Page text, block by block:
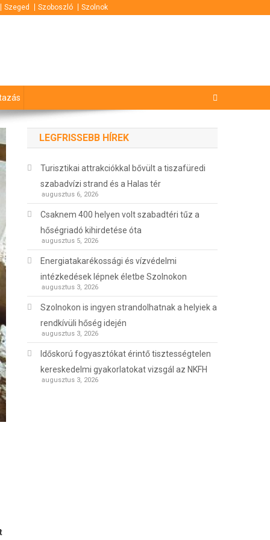
Szeged Szoboszló Szolnok
LEGFRISSEBB HÍREK
Turisztikai attrakciókkal bővült a tiszafüredi
szabadvízi strand és a Halas tér
augusztus 6, 2026
Csaknem 400 helyen volt szabadtéri tűz a
hőségriadó kihirdetése óta
augusztus 5, 2026
Energiatakarékossági és vízvédelmi
intézkedések lépnek életbe Szolnokon
augusztus 3, 2026
Szolnokon is ingyen strandolhatnak a helyiek a
rendkívüli hőség idején
augusztus 3, 2026
Időskorú fogyasztókat érintő tisztességtelen
kereskedelmi gyakorlatokat vizsgál az NKFH
augusztus 3, 2026